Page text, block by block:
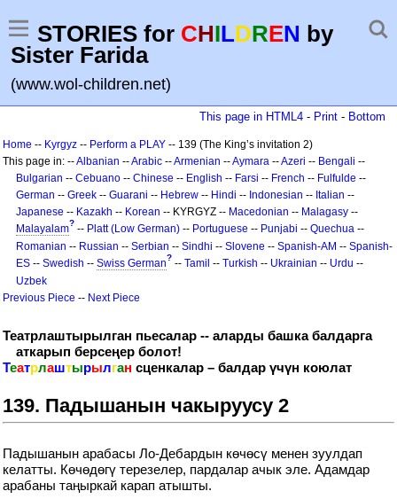
STORIES for CHILDREN by
Sister Farida
(www.wol-children.net)
This page in HTML4 - Print - Bottom
Home -- Kyrgyz -- Perform a PLAY -- 139 (The King’s invitation 2)
This page in: --Albanian --Arabic --Armenian --Aymara --Azeri -- Bengali --
Bulgarian -- Cebuano -- Chinese -- English -- Farsi -- French -- Fulfulde --
German -- Greek -- Guarani -- Hebrew -- Hindi -- Indonesian -- Italian --
Japanese -- Kazakh -- Korean -- KYRGYZ -- Macedonian -- Malagasy --
Malayalam? -- Platt (Low German) -- Portuguese -- Punjabi -- Quechua --
Romanian -- Russian -- Serbian -- Sindhi -- Slovene -- Spanish-AM -- Spanish-
ES -- Swedish -- Swiss German? -- Tamil -- Turkish -- Ukrainian -- Urdu --
Uzbek
Previous Piece -- Next Piece
Театрлаштырылган пьесалар -- аларды башка балдарга
аткарып берсеңер болот!
Театрлаштырылган сценкалар – балдар үчүн коюлат
139. Падышанын чакыруусу 2
Падышанын арабасы Ло-Дебардын көчөсү менен зуулдап
келатты. Көчөдөгү терезелер, пардалар ачык эле. Адамдар
арабаны таңыркай карап атышты.